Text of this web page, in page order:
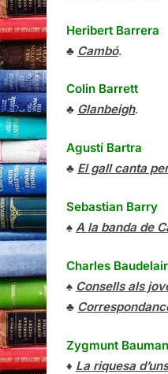
Heribert Barrera
♣ Cambó.
Colin Barrett
♣ Glanbeigh.
Agustí Bartra
♣ El gall canta
Sebastian Barry
♠ A la banda de
Charles
♠ Consells als
♣
Zygmunt Bauman
♦ La riquesa